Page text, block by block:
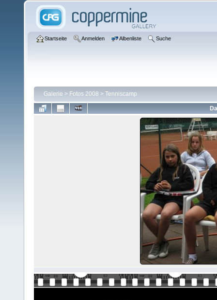
Startseite Anmelden Albenliste Suche
Galerie > Fotos 2008 > Tenniscamp